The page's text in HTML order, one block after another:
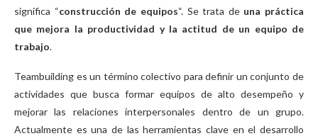
significa “construcción de equipos“. Se trata de una práctica
que mejora la productividad y la actitud de un equipo de
trabajo.
Teambuilding es un término colectivo para definir un conjunto de
actividades que busca formar equipos de alto desempeño y
mejorar las relaciones interpersonales dentro de un grupo.
Actualmente es una de las herramientas clave en el desarrollo